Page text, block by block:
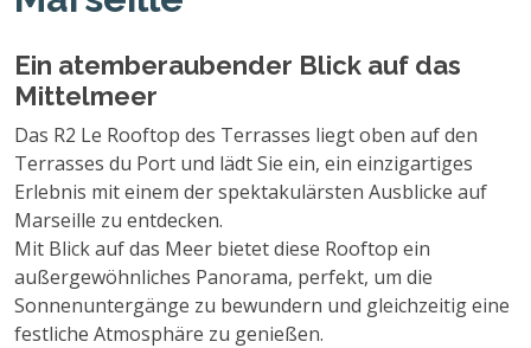
Ein atemberaubender Blick auf das
Mittelmeer
Das R2 Le Rooftop des Terrasses liegt oben auf den
Terrasses du Port und lädt Sie ein, ein einzigartiges
Erlebnis mit einem der spektakulärsten Ausblicke auf
Marseille zu entdecken.
Mit Blick auf das Meer bietet diese Rooftop ein
außergewöhnliches Panorama, perfekt, um die
Sonnenuntergänge zu bewundern und gleichzeitig eine
festliche Atmosphäre zu genießen.